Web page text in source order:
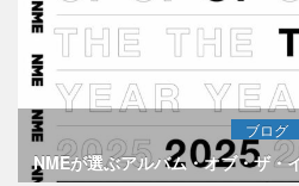
ブログ
NMEが選ぶアルバム・オブ・ザ・